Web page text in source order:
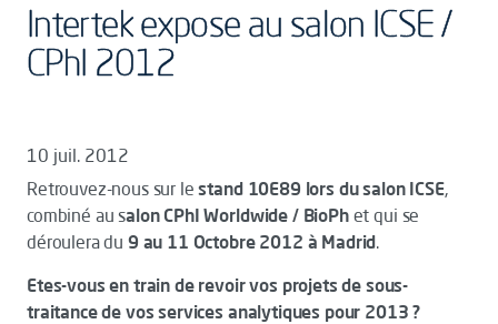
Intertek expose au salon ICSE /
CPhI 2012
10 juil. 2012
Retrouvez-nous sur lestand 10E89 lors du salon ICSE,
combiné au salon CPhI Worldwide / BioPh et qui se
déroulera du 9 au 11 Octobre 2012 à Madrid.
Etes-vous en train de revoir vos projets de sous-
traitance de vos services analytiques pour 2013 ?